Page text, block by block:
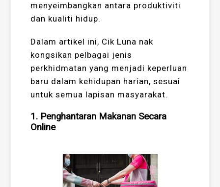
menyeimbangkan antara produktiviti
dan kualiti hidup.
Dalam artikel ini, Cik Luna nak
kongsikan pelbagai jenis
perkhidmatan yang menjadi keperluan
baru dalam kehidupan harian, sesuai
untuk semua lapisan masyarakat.
1. Penghantaran Makanan Secara
Online